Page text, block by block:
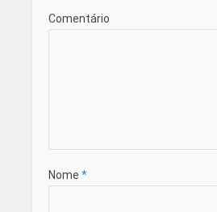
Comentário
Nome *